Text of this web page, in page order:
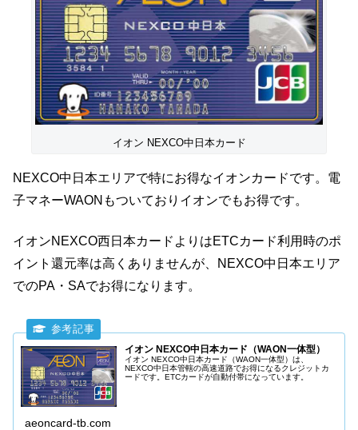
イオン NEXCO中日本カード
NEXCO中日本エリアで特にお得なイオンカードです。電
子マネーWAONもついておりイオンでもお得です。
イオンNEXCO西日本カードよりはETCカード利用時のポ
イント還元率は高くありませんが、NEXCO中日本エリア
でのPA・SAでお得になります。
イオン NEXCO中日本カード（WAON一体型）
イオン NEXCO中日本カード（WAON一体型）は、
NEXCO中日本管轄の高速道路でお得になるクレジットカ
ードです。ETCカードが自動付帯になっています。
aeoncard-tb.com